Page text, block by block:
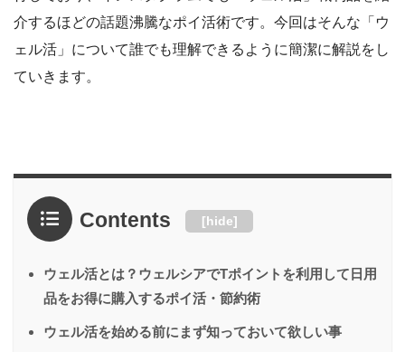
介するほどの話題沸騰なポイ活術です。今回はそんな「ウ
ェル活」について誰でも理解できるように簡潔に解説をし
ていきます。
Contents [hide]
ウェル活とは？ウェルシアでTポイントを利用して日用
品をお得に購入するポイ活・節約術
ウェル活を始める前にまず知っておいて欲しい事